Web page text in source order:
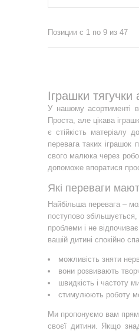
Позиции с 1 по 9 из 47
Іграшки тягучки
У нашому асортименті
Проста, але цікава
є стійкість матеріалу
перевага таких іграшок
свого малюка через
допоможе впоратися
Які переваги
Найбільша перевага –
поступово
проблеми і не
вашій дитині спокійно
можливість зняти
вони розвивають
швидкість і частоту
стимулюють роботу
Ми пропонуємо вам
своєї дитини. Якщо